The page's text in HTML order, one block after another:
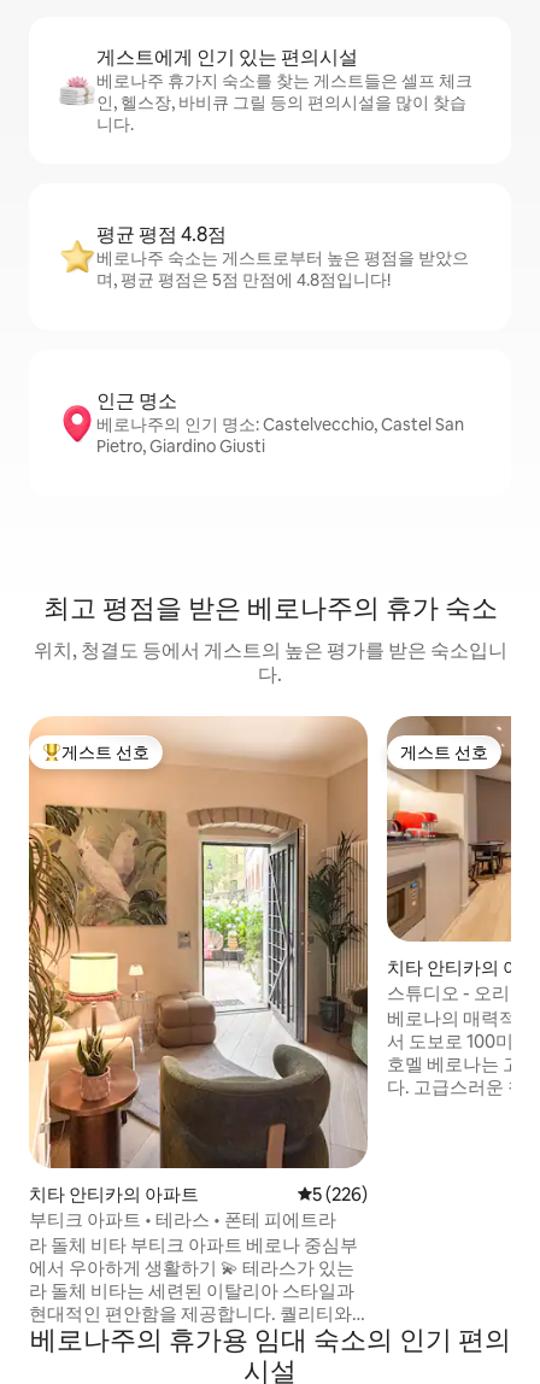
게스트에게 인기 있는 편의시설
베로나주 휴가지 숙소를 찾는 게스트들은 셀프 체크
인, 헬스장, 바비큐 그릴 등의 편의시설을 많이 찾습
니다.
평균 평점 4.8점
베로나주 숙소는 게스트로부터 높은 평점을 받았으
며, 평균 평점은 5점 만점에 4.8점입니다!
인근 명소
베로나주의 인기 명소: Castelvecchio, Castel San
Pietro, Giardino Giusti
최고 평점을 받은 베로나주의 휴가 숙소
위치, 청결도 등에서 게스트의 높은 평가를 받은 숙소입니
다.
상위 게스트 선호
게스트 선호
치타 안티카의 아파트 평점 5점(5점 만점), 후기 226
5 (226)
부티크 아파트 • 테라스 • 폰테 피에트라
라 돌체 비타 부티크 아파트 베로나 중심부
에서 우아하게 생활하기 💫 테라스가 있는
라 돌체 비타는 세련된 이탈리아 스타일과
현대적인 편안함을 제공합니다. 퀄리티와
최적의 위치를 중시하는 게스트를 위해 엄
선되었습니다. * 프리미엄 휴식: 5cm 메모
게스트 선호
게스트 선호
치타 안티카의 아
스튜디오 - 오리아
베로나의 매력적
서 도보로 100미터
호멜 베로나는 고
다. 고급스러운 침
베로나주의 휴가용 임대 숙소의 인기 편의
시설